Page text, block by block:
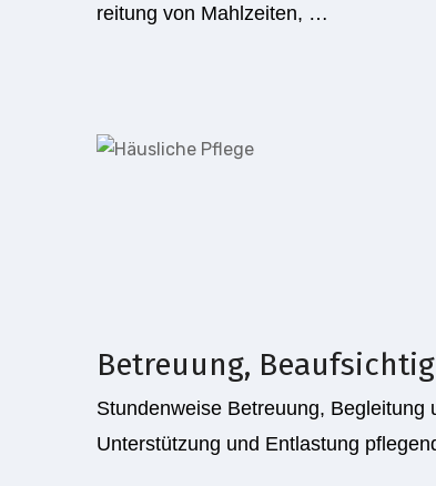
reitung von Mahlzeiten, …
Betreuung,
Stundenweise Betreuung,
Unterstützung und Entlastung